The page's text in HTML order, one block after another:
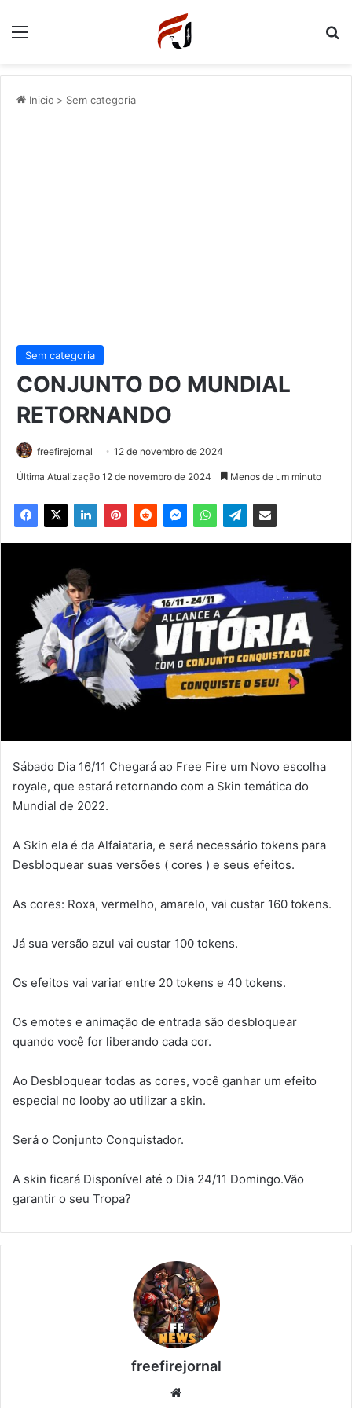
Menu
Inicio > Sem categoria
Sem categoria
CONJUNTO DO MUNDIAL
RETORNANDO
freefirejornal 12 de novembro de 2024
Última Atualização 12 de novembro de 2024 Menos de um minuto
Sábado Dia 16/11 Chegará ao Free Fire um Novo escolha
royale, que estará retornando com a Skin temática do
Mundial de 2022.
A Skin ela é da Alfaiataria, e será necessário tokens para
Desbloquear suas versões ( cores ) e seus efeitos.
As cores: Roxa, vermelho, amarelo, vai custar 160 tokens.
Já sua versão azul vai custar 100 tokens.
Os efeitos vai variar entre 20 tokens e 40 tokens.
Os emotes e animação de entrada são desbloquear
quando você for liberando cada cor.
Ao Desbloquear todas as cores, você ganhar um efeito
especial no looby ao utilizar a skin.
Será o Conjunto Conquistador.
A skin ficará Disponível até o Dia 24/11 Domingo.Vão
garantir o seu Tropa?
freefirejornal